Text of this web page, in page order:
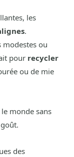
les
.
modestes ou
pour recycler
ou de mie
monde sans
des